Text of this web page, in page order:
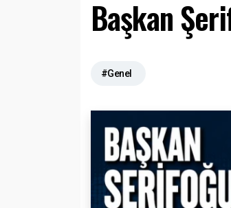
Başkan
#Genel